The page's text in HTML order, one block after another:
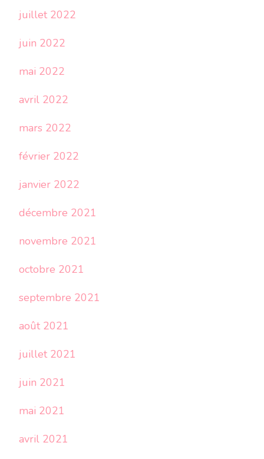
juillet 2022
juin 2022
mai 2022
avril 2022
mars 2022
février 2022
janvier 2022
décembre 2021
novembre 2021
octobre 2021
septembre 2021
août 2021
juillet 2021
juin 2021
mai 2021
avril 2021